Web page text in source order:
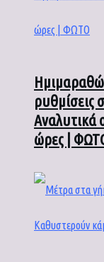
ρυθμίσεις
Αναλυτικά
ώρες |